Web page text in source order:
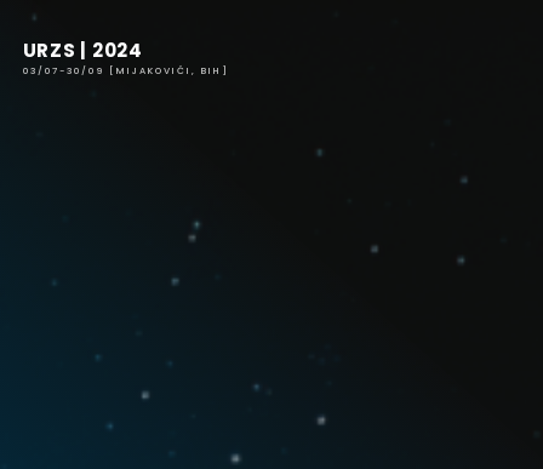
content
URZS | 2024
03/07-30/09 [MIJAKOVIĆI, BIH]